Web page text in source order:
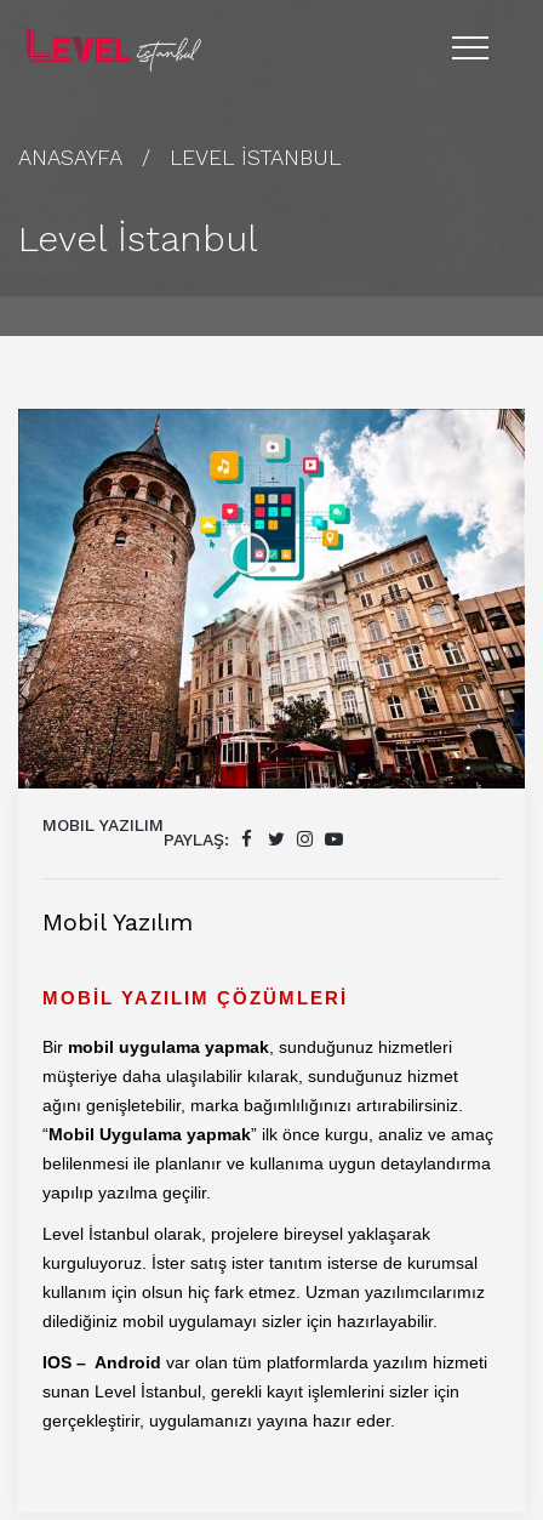
ANASAYFA LEVEL İSTANBUL
Level İstanbul
MOBIL YAZILIM
PAYLAŞ:
Mobil Yazılım
MOBİL YAZILIM ÇÖZÜMLERİ
Bir mobil uygulama yapmak , sunduğunuz hizmetleri
müşteriye daha ulaşılabilir kılarak, sunduğunuz hizmet
ağını genişletebilir, marka bağımlılığınızı artırabilirsiniz.
“Mobil Uygulama yapmak” ilk önce kurgu, analiz ve amaç
belilenmesi ile planlanır ve kullanıma uygun detaylandırma
yapılıp yazılma geçilir.
Level İstanbul olarak, projelere bireysel yaklaşarak
kurguluyoruz. İster satış ister tanıtım isterse de kurumsal
kullanım için olsun hiç fark etmez. Uzman yazılımcılarımız
dilediğiniz mobil uygulamayı sizler için hazırlayabilir.
IOS – Android var olan tüm platformlarda yazılım hizmeti
sunan Level İstanbul, gerekli kayıt işlemlerini sizler için
gerçekleştirir, uygulamanızı yayına hazır eder.